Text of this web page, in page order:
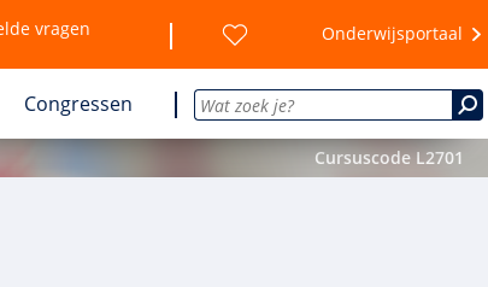
vragen Onderwijsportaal
Congressen
Cursuscode L2701